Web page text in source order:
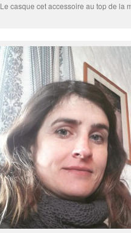
Le casque cet accessoire au top de la